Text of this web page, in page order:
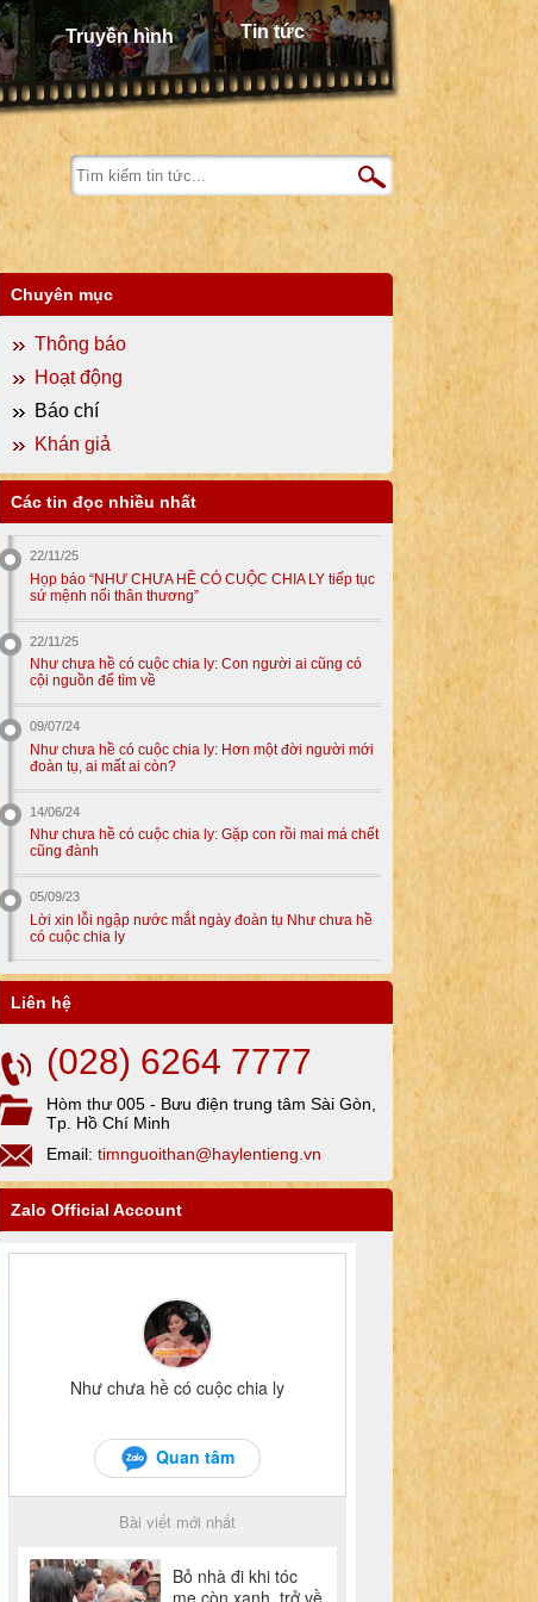
Truyền hình Tin tức
Chuyên mục
Thông báo
Hoạt động
Báo chí
Khán giả
Các tin đọc nhiều nhất
22/11/25
Họp báo “NHƯ CHƯA HỀ CÓ CUỘC CHIA LY tiếp tục
sứ mệnh nối thân thương”
22/11/25
Như chưa hề có cuộc chia ly: Con người ai cũng có
cội nguồn để tìm về
09/07/24
Như chưa hề có cuộc chia ly: Hơn một đời người mới
đoàn tụ, ai mất ai còn?
14/06/24
Như chưa hề có cuộc chia ly: Gặp con rồi mai má chết
cũng đành
05/09/23
Lời xin lỗi ngập nước mắt ngày đoàn tụ Như chưa hề
có cuộc chia ly
Liên hệ
(028) 6264 7777
Hòm thư 005 - Bưu điện trung tâm Sài Gòn,
Tp. Hồ Chí Minh
Email: timnguoithan@haylentieng.vn
Zalo Official Account